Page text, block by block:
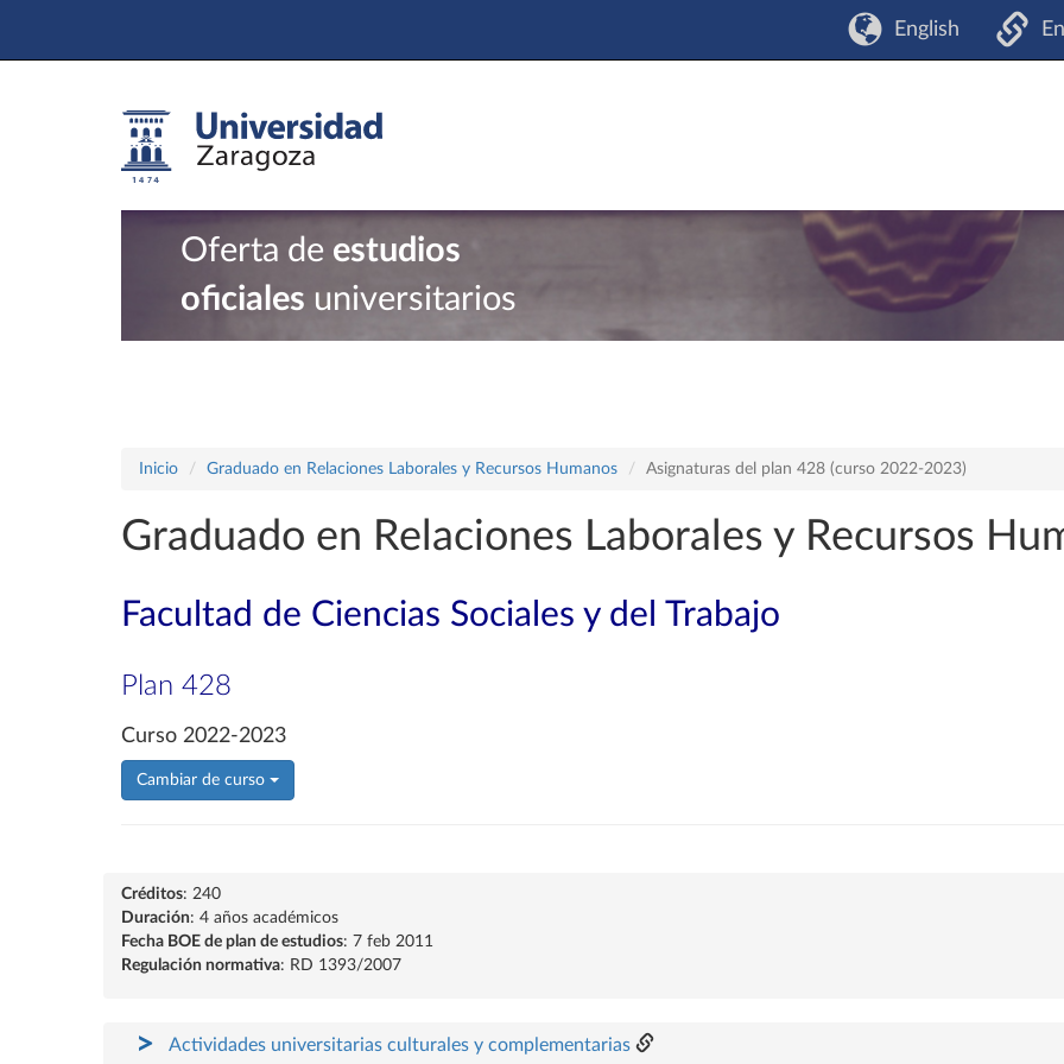
English
Oferta de estudios
oficiales universitarios
Inicio Graduado en Relaciones Laborales y Recursos Humanos Asignaturas del plan 428 (curso 2022-2023)
Graduado en Relaciones Laborales y Recursos
Facultad de Ciencias Sociales y del Trabajo
Plan 428
Curso 2022-2023
Cambiar de curso
Créditos: 240
Duración: 4 años académicos
Fecha BOE de plan de estudios: 7 feb 2011
Regulación normativa: RD 1393/2007
Actividades universitarias culturales y complementarias